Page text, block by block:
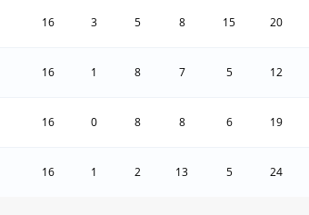
16 3 5 8 15 20
16 1 8 7 5 12
16 0 8 8 6 19
16 1 2 13 5 24